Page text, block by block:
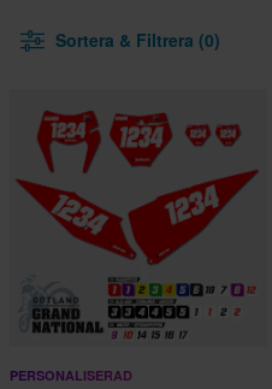
Sortera & Filtrera (0)
PERSONALISERAD